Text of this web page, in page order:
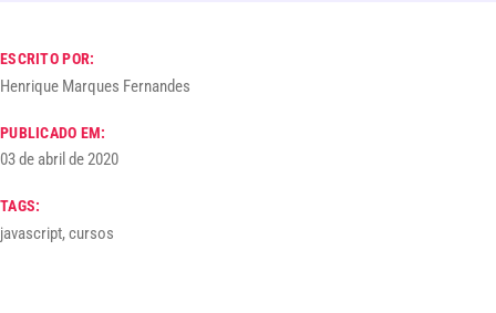
ESCRITO POR:
Henrique Marques Fernandes
PUBLICADO EM:
03 de abril de 2020
TAGS:
javascript, cursos